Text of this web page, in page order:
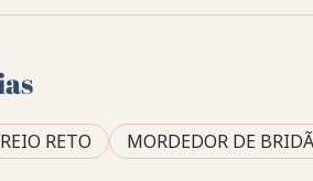
RETO MORDEDOR DE